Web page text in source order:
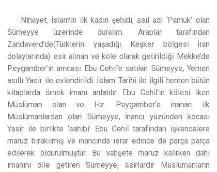
Nihayet, İslam’ın ilk kadın şehidi, asıl adı ‘Pamuk’ olan
Sümeyye üzerinde duralım. Araplar tarafından
Zandaverd’de(Türklerin yaşadığı Keşker bölgesi İran
dolaylarında) esir alınan ve köle olarak getirildiği Mekke’de
Peygamber’in amcası Ebu Cehil’e satılan Sümeyye, Yemen
asıllı Yasir ile evlendirildi. İslam Tarihi ile ilgili hemen bütün
kitaplarda örnek imanı anlatılır. Ebu Cehil’in kölesi iken
Müslüman olan ve Hz. Peygamber’e inanan ilk
Müslümanlardan olan Sümeyye, İnancı yüzünden kocası
Yasir ile birlikte ‘sahibi’ Ebu Cehil tarafından işkencelere
maruz bırakılmış ve inancında ısrar edince de parça parça
edilerek öldürülmüştür. Bu vahşete maruz kalırken dahi
imanını dile getiren Sümeyye, asırlardır Müslümanların